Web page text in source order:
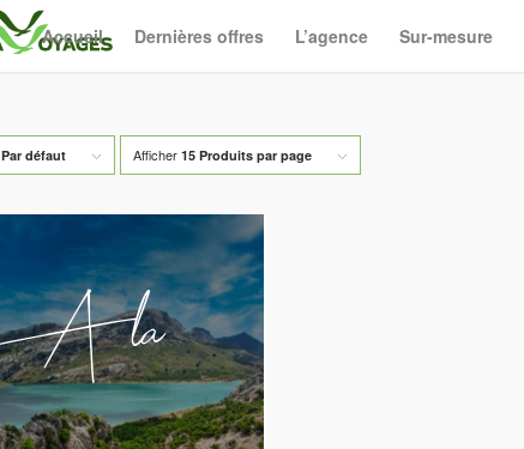
Accueil Dernières offres L’agence Sur-mesure
Par défaut Afficher 15 Produits par page
A la